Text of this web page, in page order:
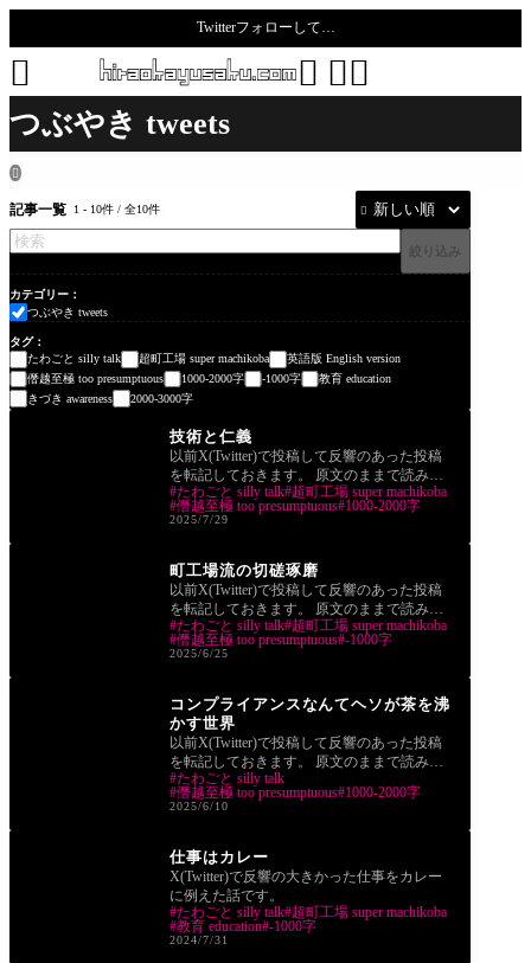
つぶやき tweets
Twitterフォローして…
 


記事一覧 1 - 10件 / 全10件 
絞り込み
カテゴリー
つぶやき tweets
タグ
たわごと silly talk
超町工場 super machikoba
英語版 English version
僭越至極 too presumptuous
1000-2000字 -1000字
教育 education
きづき awareness
2000-3000字
つぶやき tweets
技術と仁義
以前X(Twitter)で投稿して反響のあった投稿
を転記しておきます。 原文のままで読みや
すいよう改行と余白だけ足しました。 引用
やリプ
たわごと silly talk 超町工場 super machikoba
僭越至極 too presumptuous 1000-2000字
2025/7/29
町工場流の切磋琢磨
以前X(Twitter)で投稿して反響のあった投稿
を転記しておきます。 原文のままで読みや
すいよう改行と余白だけ足しました。 引用
やリプ
たわごと silly talk 超町工場 super machikoba
僭越至極 too presumptuous -1000字
2025/6/25
コンプライアンスなんてヘソが茶を沸
かす世界
以前X(Twitter)で投稿して反響のあった投稿
を転記しておきます。 原文のままで読みや
すいよう改行と余白だけ足しました。 引用
やリプ
たわごと silly talk
僭越至極 too presumptuous 1000-2000字
2025/6/10
仕事はカレー
X(Twitter)で反響の大きかった仕事をカレー
に例えた話です。
たわごと silly talk 超町工場 super machikoba
教育 education -1000字
2024/7/31